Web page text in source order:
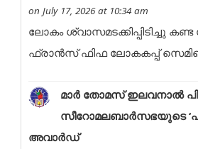
on July 17, 2026 at 10:34 am
ലോകം ശ്വാസമടക്കിപ്പിടിച്ചു
ഫ്രാൻസ് ഫിഫ ലോകകപ്പ്
മാർ തോമസ് ഇലവനാൽ
സീറോമലബാർസഭയുടെ
അവാർഡ്